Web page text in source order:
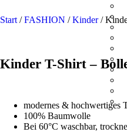
Start /FASHION /Kinder/
Kinder T-Shirt –
modernes & hochwertiges
100% Baumwolle
Bei 60°C waschbar,